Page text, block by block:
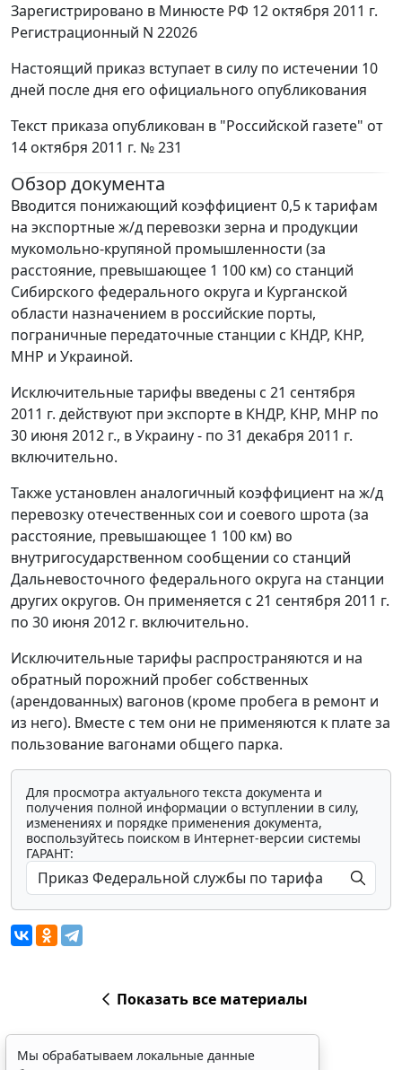
Зарегистрировано в Минюсте РФ 12 октября 2011 г.
Регистрационный N 22026
Настоящий приказ вступает в силу по истечении 10
дней после дня его официального опубликования
Текст приказа опубликован в "Российской газете" от
14 октября 2011 г. № 231
Обзор документа
Вводится понижающий коэффициент 0,5 к тарифам
на экспортные ж/д перевозки зерна и продукции
мукомольно-крупяной промышленности (за
расстояние, превышающее 1 100 км) со станций
Сибирского федерального округа и Курганской
области назначением в российские порты,
пограничные передаточные станции с КНДР, КНР,
МНР и Украиной.
Исключительные тарифы введены с 21 сентября
2011 г. действуют при экспорте в КНДР, КНР, МНР по
30 июня 2012 г., в Украину - по 31 декабря 2011 г.
включительно.
Также установлен аналогичный коэффициент на ж/д
перевозку отечественных сои и соевого шрота (за
расстояние, превышающее 1 100 км) во
внутригосударственном сообщении со станций
Дальневосточного федерального округа на станции
других округов. Он применяется с 21 сентября 2011 г.
по 30 июня 2012 г. включительно.
Исключительные тарифы распространяются и на
обратный порожний пробег собственных
(арендованных) вагонов (кроме пробега в ремонт и
из него). Вместе с тем они не применяются к плате за
пользование вагонами общего парка.
Для просмотра актуального текста документа и
получения полной информации о вступлении в силу,
изменениях и порядке применения документа,
воспользуйтесь поиском в Интернет-версии системы
ГАРАНТ:
Показать все материалы
Мы обрабатываем локальные данные